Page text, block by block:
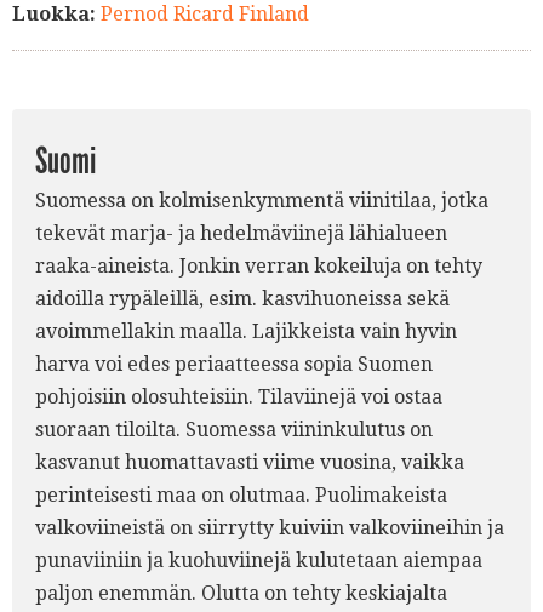
Luokka: Pernod Ricard Finland
Suomi
Suomessa on kolmisenkymmentä viinitilaa, jotka
tekevät marja- ja hedelmäviinejä lähialueen
raaka-aineista. Jonkin verran kokeiluja on tehty
aidoilla rypäleillä, esim. kasvihuoneissa sekä
avoimmellakin maalla. Lajikkeista vain hyvin
harva voi edes periaatteessa sopia Suomen
pohjoisiin olosuhteisiin. Tilaviinejä voi ostaa
suoraan tiloilta. Suomessa viininkulutus on
kasvanut huomattavasti viime vuosina, vaikka
perinteisesti maa on olutmaa. Puolimakeista
valkoviineistä on siirrytty kuiviin valkoviineihin ja
punaviiniin ja kuohuviinejä kulutetaan aiempaa
paljon enemmän. Olutta on tehty keskiajalta